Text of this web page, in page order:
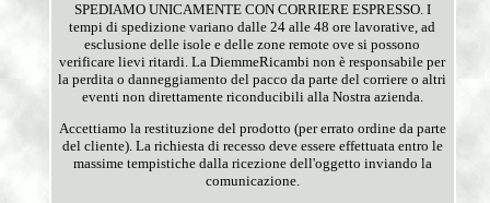
SPEDIAMO UNICAMENTE CON CORRIERE ESPRESSO. I
tempi di spedizione variano dalle 24 alle 48 ore lavorative, ad
esclusione delle isole e delle zone remote ove si possono
verificare lievi ritardi. La DiemmeRicambi non è responsabile per
la perdita o danneggiamento del pacco da parte del corriere o altri
eventi non direttamente riconducibili alla Nostra azienda.
Accettiamo la restituzione del prodotto (per errato ordine da parte
del cliente). La richiesta di recesso deve essere effettuata entro le
massime tempistiche dalla ricezione dell'oggetto inviando la
comunicazione.